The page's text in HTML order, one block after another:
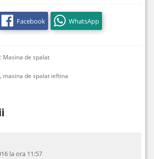
Facebook WhatsApp
Masina de spalat
, masina de spalat ieftina
la ora 11:57